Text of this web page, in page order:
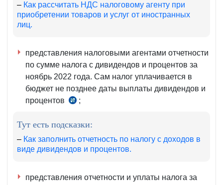
НК
– Как рассчитать НДС налоговому агенту при
приобретении товаров и услуг от иностранных
лиц.
представления налоговыми агентами отчетности
по сумме налога с дивидендов и процентов за
ноябрь 2022 года. Сам налог уплачивается в
бюджет не позднее даты выплаты дивидендов и
процентов
чч.
6
ст.
345
;
Тут есть подсказки:
– Как заполнить отчетность по налогу с доходов в
виде дивидендов и процентов.
представления отчетности и уплаты налога за